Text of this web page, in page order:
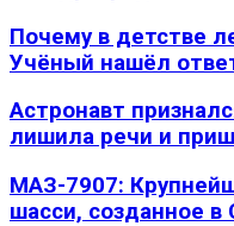
Почему в детстве
Учёный нашёл
Астронавт
лишила речи и
МАЗ-7907:
шасси, созданное